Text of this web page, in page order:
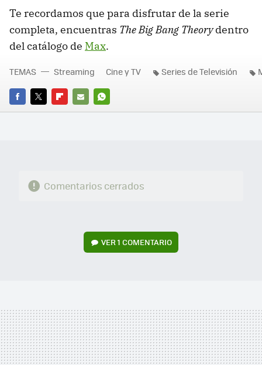
Te recordamos que para disfrutar de la serie
completa, encuentras The Big Bang Theorydentro
del catálogo de Max.
FACEBOOK
TWITTERFLIPBOARD
E-
WHATSAPP
TEMAS Streaming Cine y TV Series de Televisión
Comentarios cerrados
VER1 COMENTARIO